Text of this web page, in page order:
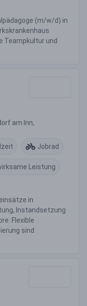
(m/w/d) in
Teampkultur und
am Inn,
Jobrad
Leistung
in
Instandsetzung
Flexible
sind